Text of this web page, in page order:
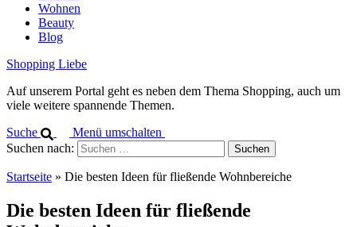
Wohnen
Beauty
Blog
Shopping Liebe
Auf unserem Portal geht es neben dem Thema Shopping, auch um
viele weitere spannende Themen.
Suche
Menü umschalten
Suchen nach:
Startseite » Die besten Ideen für fließende Wohnbereiche
Die besten Ideen für fließende